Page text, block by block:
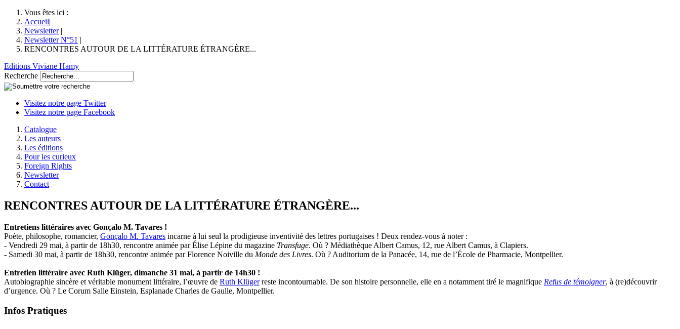
Vous êtes ici :
Accueil|
Newsletter|
Newsletter N°51 |
RENCONTRES AUTOUR DE LA LITTÉRATURE ÉTRANGÈRE...
Editions Viviane Hamy
Recherche
Visitez notre page Twitter
Visitez notre page Facebook
Catalogue
Les auteurs
Les éditions
Pour les curieux
Foreign Rights
Newsletter
Contact
RENCONTRES AUTOUR DE LA LITTÉRATURE ÉTRANGÈRE...
Entretiens littéraires avec Gonçalo M. Tavares !
Poète, philosophe, romancier, Gonçalo M. Tavares incarne à lui seul la prodigieuse inventivité des lettres portugaises ! Deux rendez-vous à noter :
- Vendredi 29 mai, à partir de 18h30, rencontre animée par Élise Lépine du magazine Transfuge. Où ? Médiathèque Albert Camus, 12, rue Albert Camus, à Clapiers.
- Samedi 30 mai, à partir de 18h30, rencontre animée par Florence Noiville du Monde des Livres. Où ? Auditorium de la Panacée, 14, rue de l’École de Pharmacie, Montpellier.
Entretien littéraire avec Ruth Klüger, dimanche 31 mai, à partir de 14h30 !
Autobiographie sincère et véritable monument littéraire, l’œuvre de Ruth Klügerreste incontournable. De son histoire personnelle, elle en a notamment tiré le magnifique Refus de témoigner, à (re)découvrir
d’urgence. Où ? Le Corum Salle Einstein, Esplanade Charles de Gaulle, Montpellier.
Infos Pratiques